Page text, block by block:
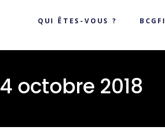
QUI ÊTES-VOUS ? BCGFI
4 octobre 2018